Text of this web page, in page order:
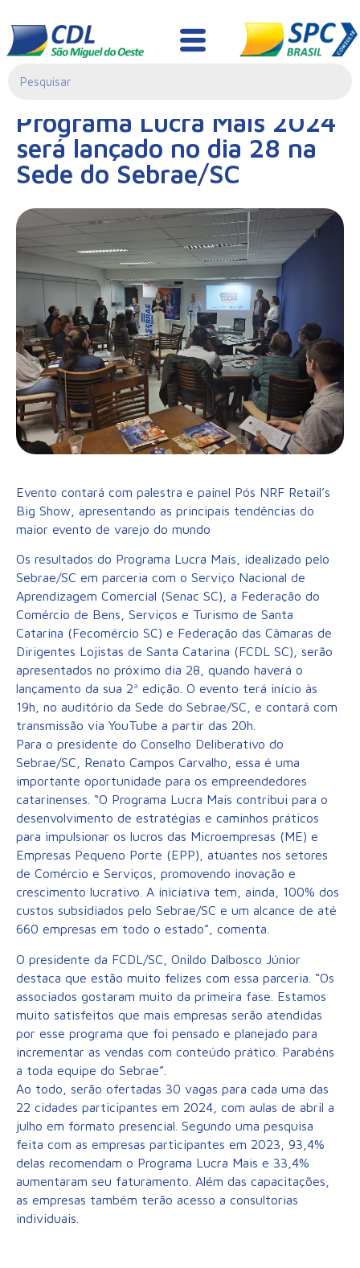
Notícias
Programa Lucra Mais 2024
será lançado no dia 28 na
Sede do Sebrae/SC
Evento contará com palestra e painel Pós NRF Retail’s
Big Show, apresentando as principais tendências do
maior evento de varejo do mundo
Os resultados do Programa Lucra Mais, idealizado pelo
Sebrae/SC em parceria com o Serviço Nacional de
Aprendizagem Comercial (Senac SC), a Federação do
Comércio de Bens, Serviços e Turismo de Santa
Catarina (Fecomércio SC) e Federação das Câmaras de
Dirigentes Lojistas de Santa Catarina (FCDL SC), serão
apresentados no próximo dia 28, quando haverá o
lançamento da sua 2ª edição. O evento terá início às
19h, no auditório da Sede do Sebrae/SC, e contará com
transmissão via YouTube a partir das 20h.
Para o presidente do Conselho Deliberativo do
Sebrae/SC, Renato Campos Carvalho, essa é uma
importante oportunidade para os empreendedores
catarinenses. “O Programa Lucra Mais contribui para o
desenvolvimento de estratégias e caminhos práticos
para impulsionar os lucros das Microempresas (ME) e
Empresas Pequeno Porte (EPP), atuantes nos setores
de Comércio e Serviços, promovendo inovação e
crescimento lucrativo. A iniciativa tem, ainda, 100% dos
custos subsidiados pelo Sebrae/SC e um alcance de até
660 empresas em todo o estado”, comenta.
O presidente da FCDL/SC, Onildo Dalbosco Júnior
destaca que estão muito felizes com essa parceria. “Os
associados gostaram muito da primeira fase. Estamos
muito satisfeitos que mais empresas serão atendidas
por esse programa que foi pensado e planejado para
incrementar as vendas com conteúdo prático. Parabéns
a toda equipe do Sebrae”.
Ao todo, serão ofertadas 30 vagas para cada uma das
22 cidades participantes em 2024, com aulas de abril a
julho em formato presencial. Segundo uma pesquisa
feita com as empresas participantes em 2023, 93,4%
delas recomendam o Programa Lucra Mais e 33,4%
aumentaram seu faturamento. Além das capacitações,
as empresas também terão acesso a consultorias
individuais.